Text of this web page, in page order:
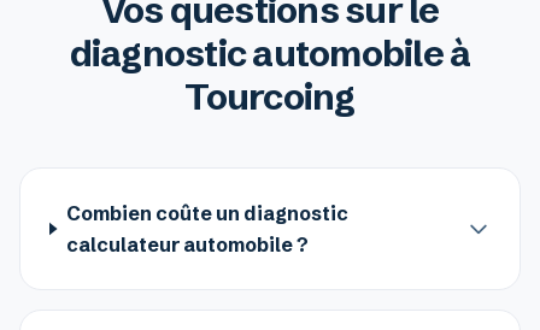
Vos questions sur le
diagnostic automobile à
Tourcoing
Combien coûte un diagnostic
calculateur automobile ?